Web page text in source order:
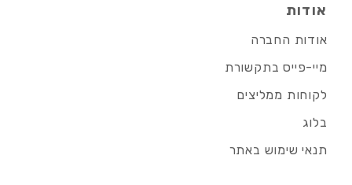
אודות
אודות החברה
מיי-פייס בתקשורת
לקוחות ממליצים
בלוג
תנאי שימוש באתר